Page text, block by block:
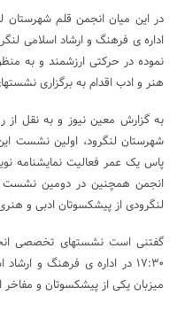
در این میان انجمن قلم شهرستان
نموده در حرکتی ارزشمند و به
هنر و ادب اقدام به برگزاری
به گزارش معین نیوز و به نقل از
شهرستان لنگرود، اولین نشست
پاس یک عمر فعالیت نمایشنامه
انجمن همچنین در دومین نشست
لنگرودی از پیشکسوتان ادبی و
۱۷:۳۰ در اداره ی فرهنگ و
میزبان یکی از پیشکسوتان و